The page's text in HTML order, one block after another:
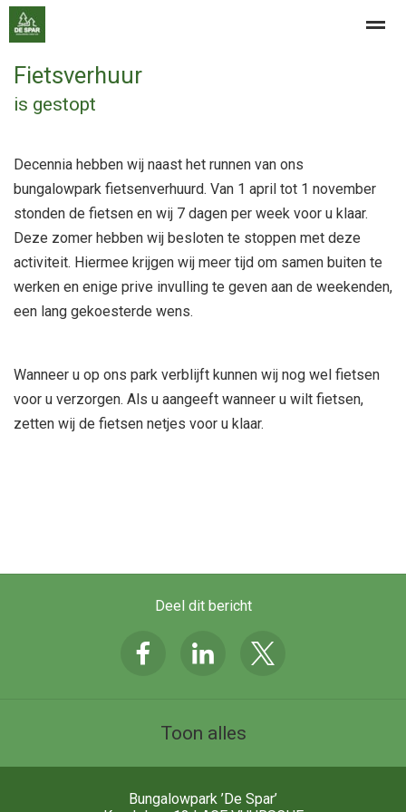
Contact
Fietsverhuur
is gestopt
Decennia hebben wij naast het runnen van ons
bungalowpark fietsenverhuurd. Van 1 april tot 1 november
stonden de fietsen en wij 7 dagen per week voor u klaar.
Deze zomer hebben wij besloten te stoppen met deze
activiteit. Hiermee krijgen wij meer tijd om samen buiten te
werken en enige prive invulling te geven aan de weekenden,
een lang gekoesterde wens.
Wanneer u op ons park verblijft kunnen wij nog wel fietsen
voor u verzorgen. Als u aangeeft wanneer u wilt fietsen,
zetten wij de fietsen netjes voor u klaar.
Deel dit bericht
Toon alles
Bungalowpark ’De Spar’